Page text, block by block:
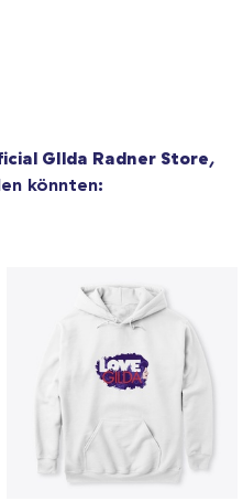
GIlda Radner Store,
könnten: